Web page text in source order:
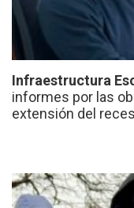
Infraestructura
informes por las
extensión del